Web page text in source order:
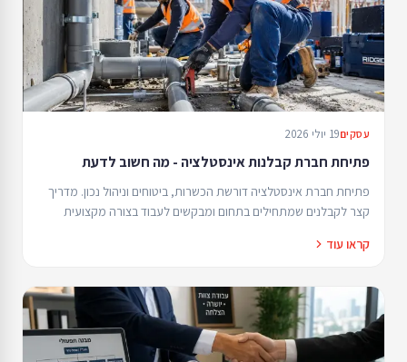
עסקים19 יולי 2026
פתיחת חברת קבלנות אינסטלציה - מה חשוב לדעת
פתיחת חברת אינסטלציה דורשת הכשרות, ביטוחים וניהול נכון. מדריך
קצר לקבלנים שמתחילים בתחום ומבקשים לעבוד בצורה מקצועית
קראו עוד